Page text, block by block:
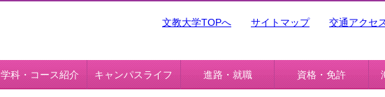
交通アクセ
サイトマップ
文教大学TOPへ
学科・コース紹介 キャンパスライフ 進路・就職 資格・免許